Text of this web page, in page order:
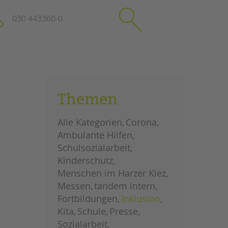
Impressum
Datenschutz
Hinweisgebersystem
Intranet
schließen
030 443360-0
SuchenThemen
Alle Kategorien Corona
Ambulante Hilfen
Schulsozialarbeit
Kinderschutz
Menschen im Harzer Kiez
Messen tandem intern
Fortbildungen Inklusion
Kita Schule Presse
Sozialarbeit